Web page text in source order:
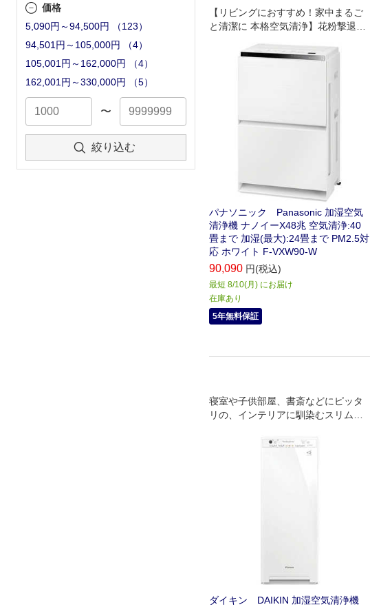
価格
5,090円～94,500円
（123）
94,501円～105,000円
（4）
105,001円～162,000円
（4）
162,001円～330,000円
（5）
〜
絞り込む
【リビングにおすすめ！家中まるご
と清潔に 本格空気清浄】花粉撃退テ
流」で「床上30cm前面吸引」で花粉
パナソニック Panasonic 加湿空気
清浄機 ナノイーX48兆 空気清浄:40
畳まで 加湿(最大):24畳まで PM2.5対
応 ホワイト F-VXW90-W
90,090 円(税込)
最短 8/10(月) にお届け
在庫あり
5年無料保証
寝室や子供部屋、書斎などにピッタ
リの、インテリアに馴染むスリムタ
ダイキン DAIKIN 加湿空気清浄機